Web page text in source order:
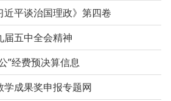
近平谈治国理政》第四卷
届五中全会精神
”经费预决算信息
学成果奖申报专题网